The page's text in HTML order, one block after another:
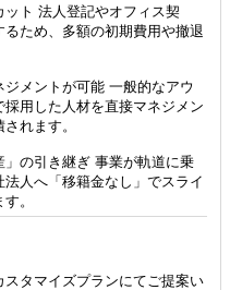
ット 法人登記やオフィス契
ため、多額の初期費用や撤退
ジメントが可能 一般的なアウ
用した人材を直接マネジメン
れます。
」の引き継ぎ 事業が軌道に乗
人へ「移籍金なし」でスライ
。
タマイズプランにてご提案い